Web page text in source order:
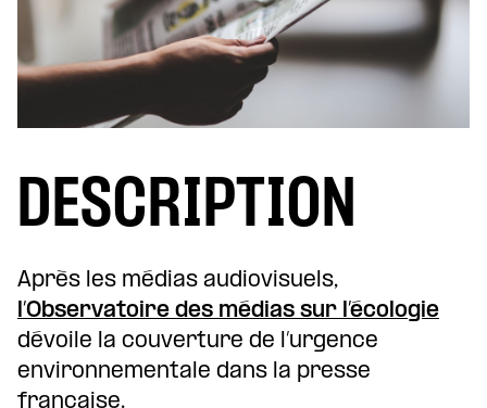
DESCRIPTION
Après les médias audiovisuels,
l’Observatoire des médias sur l’écologie
dévoile la couverture de l’urgence
environnementale dans la presse
française.